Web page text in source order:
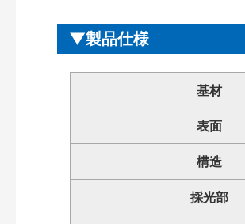
製品仕様
基材
表面
構造
採光部